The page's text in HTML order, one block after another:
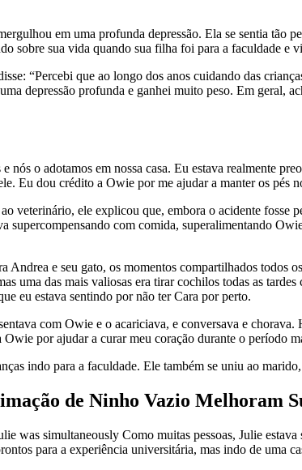
em uma profunda depressão. Ela se sentia tão
sobre sua vida quando sua filha foi para a faculdade e
“Percebi que ao longo dos anos cuidando das
depressão profunda e ganhei muito peso. Em geral,
nós o adotamos em nossa casa. Eu estava realmente
Eu dou crédito a Owie por me ajudar a manter os pés
veterinário, ele explicou que, embora o acidente fosse
supercompensando com comida, superalimentando
e seu gato, os momentos compartilhados todos
uma das mais valiosas era tirar cochilos todas as
eu estava sentindo por não ter Cara por perto.
com Owie e o acariciava, e conversava e
por ajudar a curar meu coração durante o período
indo para a faculdade. Ele também se uniu ao
de Ninho Vazio Melhoram
was simultaneously Como muitas pessoas, Julie
para a experiência universitária, mas indo de uma